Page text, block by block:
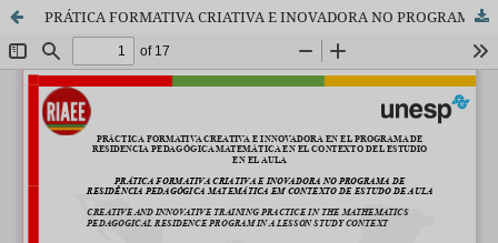
PRÁTICA FORMATIVA CRIATIVA E INOVADORA NO PROGRAMA DE RESIDÊNCIA PEDAGÓGICA MATEMÁTICA EM CONTEXTO DE ESTUDO DE AULA